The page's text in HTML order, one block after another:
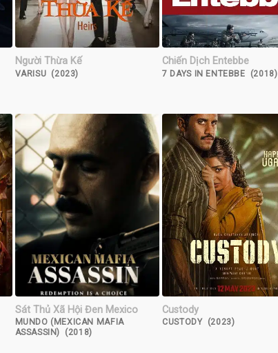
Người Thừa Kế
VARISU (2023)
Chiến Dịch Entebbe
7 DAYS IN ENTEBBE (2018)
Sát Thủ Xã Hội Đen Mexico
MUNDO (MEXICAN MAFIA
ASSASSIN) (2018)
Custody
CUSTODY (2023)